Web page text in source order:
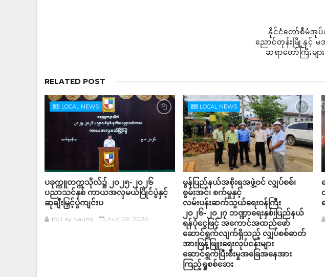
နိုင်ငံတော်စီမံအုပ်ခ
ညောင်တုန်းမြို့နှင့် မ
ဆရာတော်ကြီးမျာ
RELATED POST
LOCAL NEWS
ပခုက္ကူတက္ကသိုလ်၌ ၂၀၂၅-၂၀၂၆
ပညာသင်နှစ် ကာယအလှမယ်ပြိုင်ပွဲနှင့်
ဆုချီးမြှင့်ပွဲကျင်းပ
Ko Lay Naung Aug 09, 2026
LOCAL NEWS
မွန်ပြည်နယ်အစိုးရအဖွဲ့ဝင် လျှပ်စစ်၊
စွမ်းအင်၊ စက်မှုနှင့်
လမ်းပန်းဆက်သွယ်ရေးဝန်ကြီး
၂၀၂၆-၂၀၂၇ ဘဏ္ဍာရေးနှစ်၊ပြည်နယ်
ရန်ပုံငွေဖြင့် အကောင်အထည်ဖော်
ဆောင်ရွက်လျက်ရှိသည့် လျှပ်စစ်ဓာတ်
အားဖြန့်ဖြူးရေးလုပ်ငန်းများ
ဆောင်ရွက်ပြီးစီးမှုအခြေအနေအား
ကြည့်ရှုစစ်ဆေး